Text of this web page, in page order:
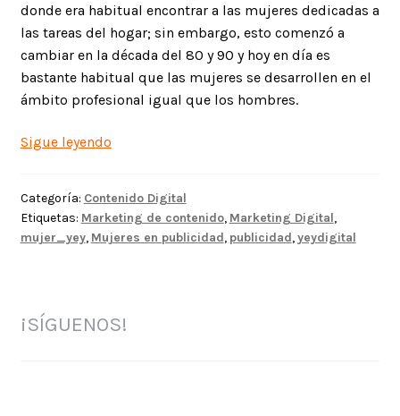
donde era habitual encontrar a las mujeres dedicadas a
las tareas del hogar; sin embargo, esto comenzó a
cambiar en la década del 80 y 90 y hoy en día es
bastante habitual que las mujeres se desarrollen en el
ámbito profesional igual que los hombres.
Sigue leyendoCambiar
de
las
este
Categoría: Contenido Digital
Etiquetas: Marketing de contenido, Marketing Digital,
mujer_yey, Mujeres en publicidad, publicidad,yeydigital
¡SÍGUENOS!